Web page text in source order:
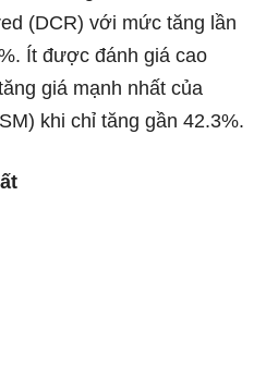
(DCR) với mức tăng lần
Ít được đánh giá cao
giá mạnh nhất của
khi chỉ tăng gần 42.3%.